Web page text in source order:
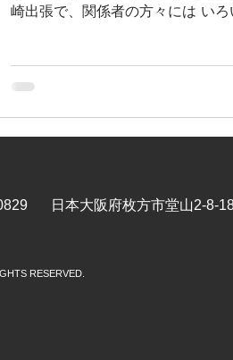
崎出張で、関係者の方々には い
日本大阪府枚方市堂山2-8-
RESERVED.